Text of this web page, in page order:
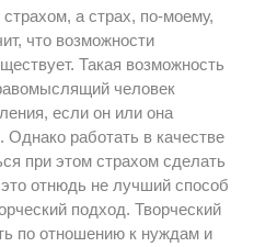
а страх, по-моему,
что возможности
Такая возможность
человек
если он или она
Однако работать в качестве
при этом страхом сделать
отнюдь не лучший способ
подход. Творческий
по отношению к нуждам и